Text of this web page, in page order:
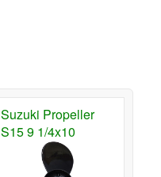
Suzuki Propeller
S15 9 1/4x10